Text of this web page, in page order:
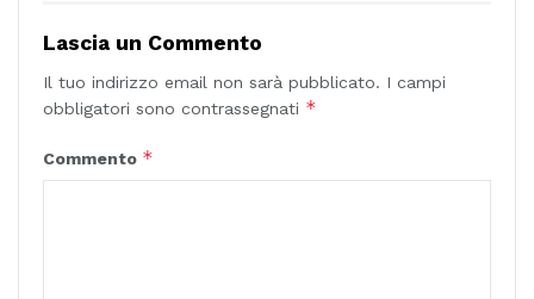
Lascia un Commento
Il tuo indirizzo email non sarà pubblicato. I campi
obbligatori sono contrassegnati *
Commento *